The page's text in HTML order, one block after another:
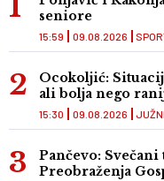
seniore
15:59 09.08.2026
Ocokoljić:
ali bolja nego
15:30 09.08.2026
Pančevo:
Preobraženja